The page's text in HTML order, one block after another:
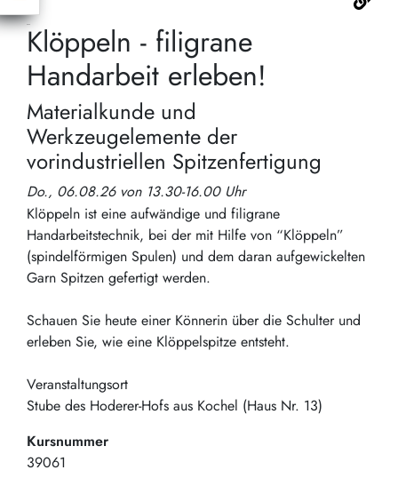
Klöppeln - filigrane
Handarbeit erleben!
Materialkunde und
Werkzeugelemente der
vorindustriellen Spitzenfertigung
Do., 06.08.26 von 13.30-16.00 Uhr
Klöppeln ist eine aufwändige und filigrane
Handarbeitstechnik, bei der mit Hilfe von “Klöppeln”
(spindelförmigen Spulen) und dem daran aufgewickelten
Garn Spitzen gefertigt werden.
Schauen Sie heute einer Könnerin über die Schulter und
erleben Sie, wie eine Klöppelspitze entsteht.
Veranstaltungsort
Stube des Hoderer-Hofs aus Kochel (Haus Nr. 13)
Kursnummer
39061